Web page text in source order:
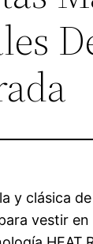
y clásica
vestir en